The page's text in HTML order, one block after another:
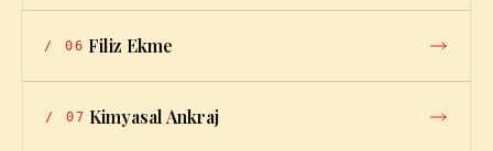
/ 06 Filiz Ekme
/ 07 Kimyasal Ankraj